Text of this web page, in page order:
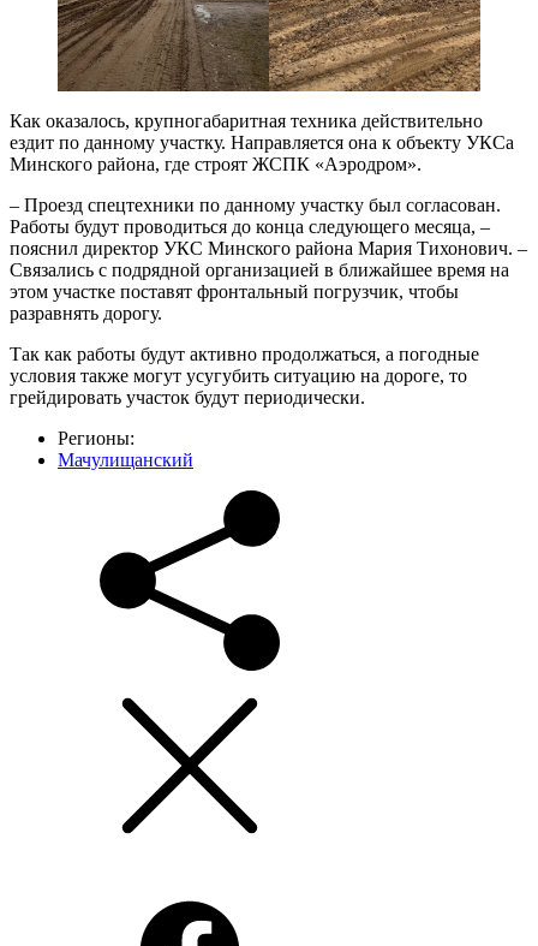
Как оказалось, крупногабаритная техника действительно
ездит по данному участку. Направляется она к объекту УКСа
Минского района, где строят ЖСПК «Аэродром».
– Проезд спецтехники по данному участку был согласован.
Работы будут проводиться до конца следующего месяца, –
пояснил директор УКС Минского района Мария Тихонович. –
Связались с подрядной организацией в ближайшее время на
этом участке поставят фронтальный погрузчик, чтобы
разравнять дорогу.
Так как работы будут активно продолжаться, а погодные
условия также могут усугубить ситуацию на дороге, то
грейдировать участок будут периодически.
Регионы:
Мачулищанский